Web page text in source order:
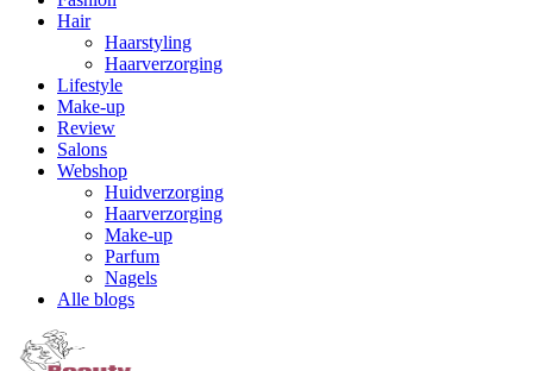
Hair
Haarstyling
Haarverzorging
Lifestyle
Make-up
Review
Salons
Webshop
Huidverzorging
Haarverzorging
Make-up
Parfum
Nagels
Alle blogs